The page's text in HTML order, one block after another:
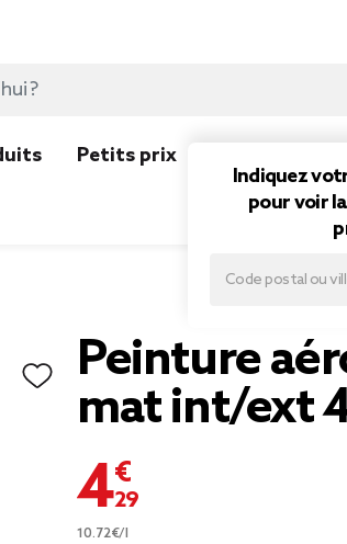
Indiquez
pour voir
Petits prix
Peinture
mat int/ext
4,29 €
10.72€/l